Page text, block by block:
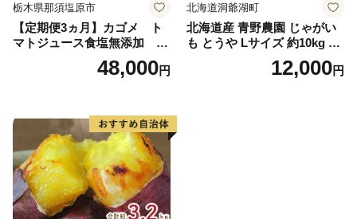
栃木県那須塩原市
【定期便3ヵ月】カゴメ ト
マトジュース食塩無添加 72
0ml PET×15本 1ケース 毎月
届く 3ヵ月 3回コース ns001-
48,000円
北海道洞爺湖町
北海道産 青野農園 じゃがい
も とうや Lサイズ 約10kg 20
26年10月初旬～12月下旬頃お
届け 先行予約 北海道 ジャガ
12,000円